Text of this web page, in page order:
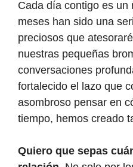
Cada día contigo es un
meses han sido una
preciosos que
nuestras pequeñas
conversaciones
fortalecido el lazo que
asombroso pensar en
tiempo, hemos creado
Quiero que sepas